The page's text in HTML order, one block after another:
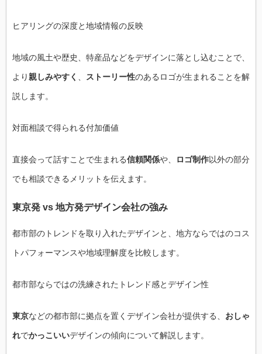
ヒアリングの深度と地域情報の反映
地域の風土や歴史、特産品などをデザインに落とし込むことで、
より親しみやすく 、 ストーリー性のあるロゴが生まれることを解
説します。
対面相談で得られる付加価値
直接会って話すことで生まれる信頼関係や、 ロゴ制作以外の部分
でも相談できるメリットを伝えます。
東京発 vs 地方発デザイン会社の強み
都市部のトレンドを取り入れたデザインと、地方ならではのコス
トパフォーマンスや地域理解度を比較します。
都市部ならではの洗練されたトレンド感とデザイン性
東京などの都市部に拠点を置くデザイン会社が提供する、 おしゃ
れでかっこいいデザインの傾向について解説します。